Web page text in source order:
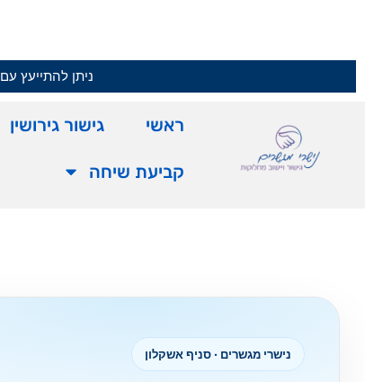
ניתן להתייעץ עם
ראשי גישור גירושין
קביעת שיחה
נישרי מגשרים · סניף אשקלון